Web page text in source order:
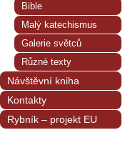
Bible
Malý katechismus
Galerie světců
Různé texty
Návštěvní kniha
Kontakty
Rybník – projekt EU